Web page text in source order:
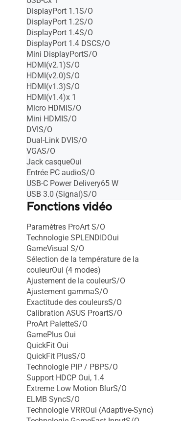
DisplayPort 1.1S/O
DisplayPort 1.2S/O
DisplayPort 1.4S/O
DisplayPort 1.4 DSCS/O
Mini DisplayPortS/O
HDMI(v2.1)S/O
HDMI(v2.0)S/O
HDMI(v1.3)S/O
HDMI(v1.4)x 1
Micro HDMIS/O
Mini HDMIS/O
DVIS/O
Dual-Link DVIS/O
VGAS/O
Jack casqueOui
Entrée PC audioS/O
USB-C Power Delivery65 W
USB 3.0 (Signal)S/O
Fonctions vidéo
Paramètres ProArt S/O
Technologie SPLENDIDOui
GameVisual S/O
Sélection de la température de la
couleurOui (4 modes)
Ajustement de la couleurS/O
Ajustement gammaS/O
Exactitude des couleursS/O
Calibration ASUS ProartS/O
ProArt PaletteS/O
GamePlus Oui
QuickFit Oui
QuickFit PlusS/O
Technologie PIP / PBPS/O
Support HDCP Oui, 1.4
Extreme Low Motion BlurS/O
ELMB SyncS/O
Technologie VRROui (Adaptive-Sync)